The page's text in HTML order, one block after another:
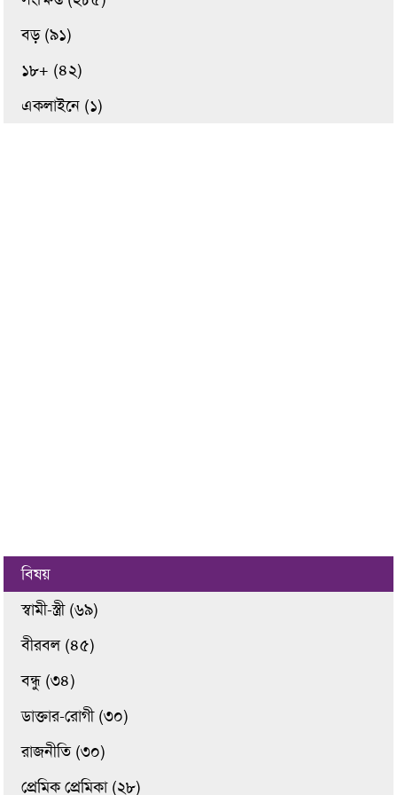
বড় (৯১)
১৮+ (৪২)
একলাইনে (১)
বিষয়
স্বামী-স্ত্রী (৬৯)
বীরবল (৪৫)
বন্ধু (৩৪)
ডাক্তার-রোগী (৩০)
রাজনীতি (৩০)
প্রেমিক প্রেমিকা (২৮)